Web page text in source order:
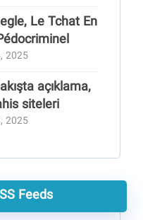
Le Tchat En
2025
açıklama,
siteleri
2025
Feeds